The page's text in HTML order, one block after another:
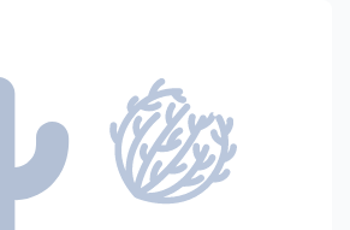
în ţară şi dincolo de granițe, prin
care mai de care mai savuroase.